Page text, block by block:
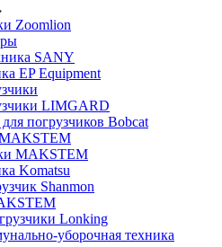
Zoomlion
SANY
EP Equipment
LIMGARD
погрузчиков Bobcat
MAKSTEM
Komatsu
Shanmon
Lonking
уборочная техника